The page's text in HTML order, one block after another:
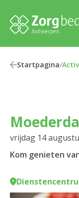
Startpagina/
vrijdag 14
Kom genieten